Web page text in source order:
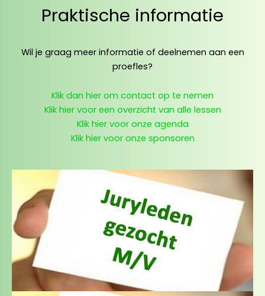
Praktische informatie
Wil je graag meer informatie of deelnemen aan een
proefles?
Klik dan hier om contact op te nemen
Klik hier voor een overzicht van alle lessen
Klik hier voor onze agenda
Klik hier voor onze sponsoren